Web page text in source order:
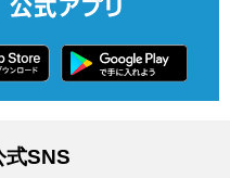
式SNS